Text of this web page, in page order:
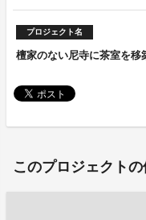
プロジェクト名
檀家のない尼寺に茶室を移
このプロジェクト